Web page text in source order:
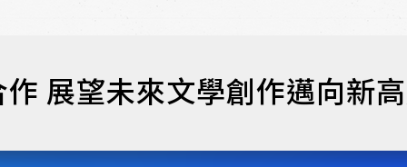
展望未來文學創作邁向新